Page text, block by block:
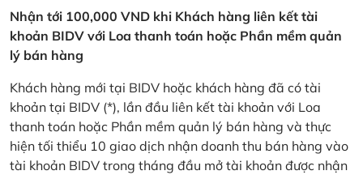
Nhận tới 100,000 VND khi Khách hàng liên kết tài
khoản BIDV với Loa thanh toán hoặc Phần mềm quản
lý bán hàng
Khách hàng mới tại BIDV hoặc khách hàng đã có tài
khoản tại BIDV (*), lần đầu liên kết tài khoản với Loa
thanh toán hoặc Phần mềm quản lý bán hàng và thực
hiện tối thiểu 10 giao dịch nhận doanh thu bán hàng vào
tài khoản BIDV trong tháng đầu mở tài khoản được nhận